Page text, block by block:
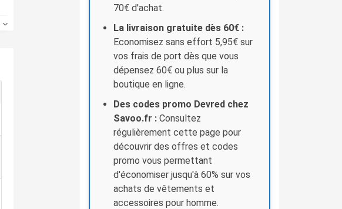
70€ d'achat.
La livraison gratuite dès 60€ :
Economisez sans effort 5,95€ sur
vos frais de port dès que vous
dépensez 60€ ou plus sur la
boutique en ligne.
Des codes promo Devred chez
Savoo.fr : Consultez
régulièrement cette page pour
découvrir des offres et codes
promo vous permettant
d'économiser jusqu'à 60% sur vos
achats de vêtements et
accessoires pour homme.